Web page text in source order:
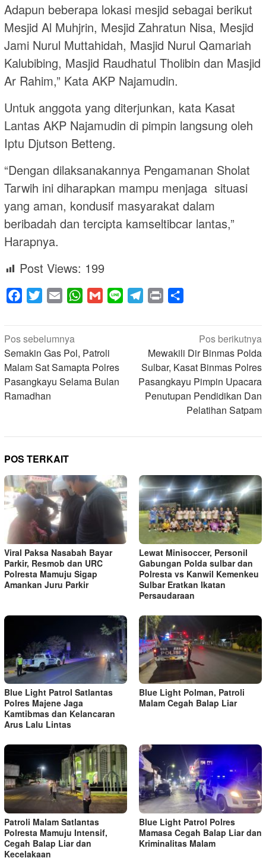
Adapun beberapa lokasi mesjid sebagai berikut
Mesjid Al Muhjrin, Mesjid Zahratun Nisa, Mesjid
Jami Nurul Muttahidah, Masjid Nurul Qamariah
Kalubibing, Masjid Raudhatul Tholibin dan Masjid
Ar Rahim,” Kata AKP Najamudin.
Untuk anggota yang diterjunkan, kata Kasat
Lantas AKP Najamudin di pimpin langsung oleh
Iptu Djutson Betteng.
“Dengan dilaksanakannya Pengamanan Sholat
Tarwih ini diharapkan mampu menjaga situasi
yang aman, kondusif masyarakat dalam
beribadah dan tercipta kamseltibcar lantas,”
Harapnya.
Post Views: 199
Facebook
Twitter Email WhatsApp
Gmail Line Telegram
Print
Navigasi
pos
Pos sebelumnya
Semakin Gas Pol, Patroli
Malam Sat Samapta Polres
Pasangkayu Selama Bulan
Ramadhan
Pos berikutnya
Mewakili Dir Binmas Polda
Sulbar, Kasat Binmas Polres
Pasangkayu Pimpin Upacara
Penutupan Pendidikan Dan
Pelatihan Satpam
POS TERKAIT
Viral Paksa Nasabah Bayar
Parkir, Resmob dan URC
Polresta Mamuju Sigap
Amankan Juru Parkir
Lewat Minisoccer, Personil
Gabungan Polda sulbar dan
Polresta vs Kanwil Kemenkeu
Sulbar Eratkan Ikatan
Persaudaraan
Blue Light Patrol Satlantas
Polres Majene Jaga
Kamtibmas dan Kelancaran
Arus Lalu Lintas
Blue Light Polman, Patroli
Malam Cegah Balap Liar
Patroli Malam Satlantas
Polresta Mamuju Intensif,
Cegah Balap Liar dan
Kecelakaan
Blue Light Patrol Polres
Mamasa Cegah Balap Liar dan
Kriminalitas Malam